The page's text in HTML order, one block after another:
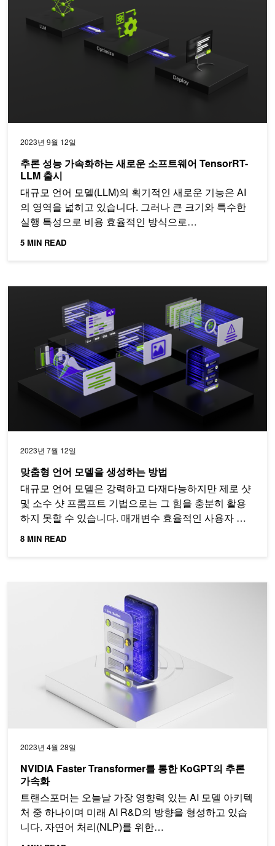
2023년 9월 12일
추론 성능 가속화하는 새로운 소프트웨어 TensorRT-
LLM 출시
대규모 언어 모델(LLM)의 획기적인 새로운 기능은 AI
의 영역을 넓히고 있습니다. 그러나 큰 크기와 특수한
실행 특성으로 비용 효율적인 방식으로…
5 MIN READ
2023년 7월 12일
맞춤형 언어 모델을 생성하는 방법
대규모 언어 모델은 강력하고 다재다능하지만 제로 샷
및 소수 샷 프롬프트 기법으로는 그 힘을 충분히 활용
하지 못할 수 있습니다. 매개변수 효율적인 사용자 지
정 기법이 해결책을 제시합니다.
8 MIN READ
2023년 4월 28일
NVIDIA Faster Transformer를 통한 KoGPT의 추론
가속화
트랜스포머는 오늘날 가장 영향력 있는 AI 모델 아키텍
처 중 하나이며 미래 AI R&D의 방향을 형성하고 있습
니다. 자연어 처리(NLP)를 위한…